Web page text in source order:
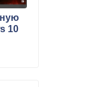
10